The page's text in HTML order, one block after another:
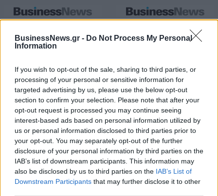
BusinessNews.gr - Do Not Process My Personal
Information
If you wish to opt-out of the sale, sharing to third parties, or
processing of your personal or sensitive information for
targeted advertising by us, please use the below opt-out
section to confirm your selection. Please note that after your
opt-out request is processed you may continue seeing
interest-based ads based on personal information utilized by
us or personal information disclosed to third parties prior to
your opt-out. You may separately opt-out of the further
disclosure of your personal information by third parties on the
IAB’s list of downstream participants. This information may
also be disclosed by us to third parties on the IAB’s List of
Downstream Participants that may further disclose it to other
συνεχίζουν μαζί: Ανανέωση της
συνεργασίας τους μέχρι το
18η συνεχόμενη χρονιά για τον ΟΤΕ στη διεθνή σειρά δεικτών
FTSE4Good
Alpha Bank: Για πρώτη φορά το Αρχαίο Θέατρο Επιδαύρου άνοιξε τις
πύλες του σε όλους